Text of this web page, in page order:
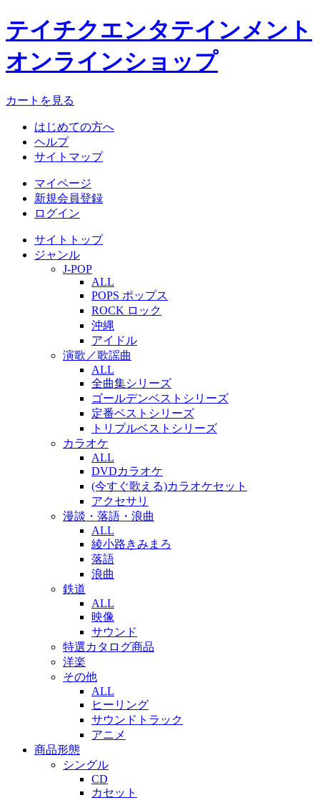
テイチクエンタテインメント
オンラインショップ
カートを見る
はじめての方へ
ヘルプ
サイトマップ
マイページ
新規会員登録
ログイン
サイトトップ
ジャンル
J-POP
ALL
POPS ポップス
ROCK ロック
沖縄
アイドル
演歌／歌謡曲
ALL
全曲集シリーズ
ゴールデンベストシリーズ
定番ベストシリーズ
トリプルベストシリーズ
カラオケ
ALL
DVDカラオケ
(今すぐ歌える)カラオケセット
アクセサリ
漫談・落語・浪曲
ALL
綾小路きみまろ
落語
浪曲
鉄道
ALL
映像
サウンド
特選カタログ商品
洋楽
その他
ALL
ヒーリング
サウンドトラック
アニメ
商品形態
シングル
CD
カセット